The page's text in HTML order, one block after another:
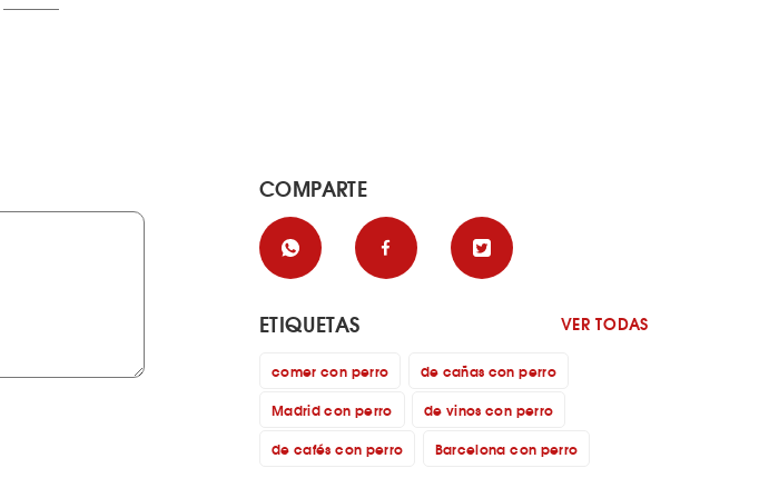
COMPARTE
ETIQUETAS VER TODAS
comer con perro
de cañas con perro
Madrid con perro
de vinos con perro
de cafés con perro
Barcelona con perro